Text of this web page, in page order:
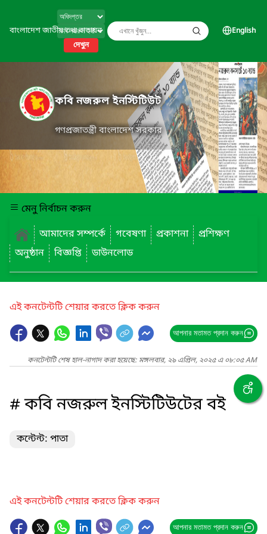
বাংলাদেশ জাতীয় তথ্য বাতায়ন
দেখুন
English
কবি নজরুল ইনস্টিটিউট
গণপ্রজাতন্ত্রী বাংলাদেশ সরকার
মেনু নির্বাচন করুন
আমাদের সম্পর্কে
গবেষণা প্রকাশনা
প্রশিক্ষণ
অনুষ্ঠান
বিজ্ঞপ্তি ডাউনলোড
এই কনটেন্টটি শেয়ার করতে ক্লিক করুন
আপনার মতামত প্রদান করুন
কনটেন্টটি শেষ হাল-নাগাদ করা হয়েছে: মঙ্গলবার, ২৯ এপ্রিল, ২০২৫ এ ০৮:০৫ AM
# কবি নজরুল ইনস্টিটিউটের বই
কন্টেন্ট: পাতা
এই কনটেন্টটি শেয়ার করতে ক্লিক করুন
আপনার মতামত প্রদান করুন